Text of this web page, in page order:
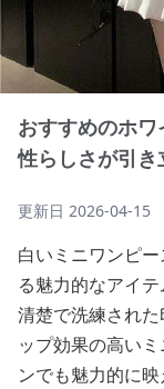
おすすめのホ
性らしさが引
更新日 2026-04-15
白いミニワンピ
る魅力的なアイテ
清楚で洗練され
ップ効果の高い
ンでも魅力的に映